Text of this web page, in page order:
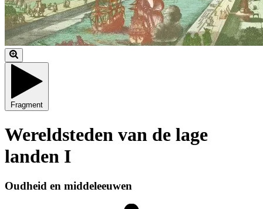
Fragment
Wereldsteden van de lage
landen I
Oudheid en middeleeuwen